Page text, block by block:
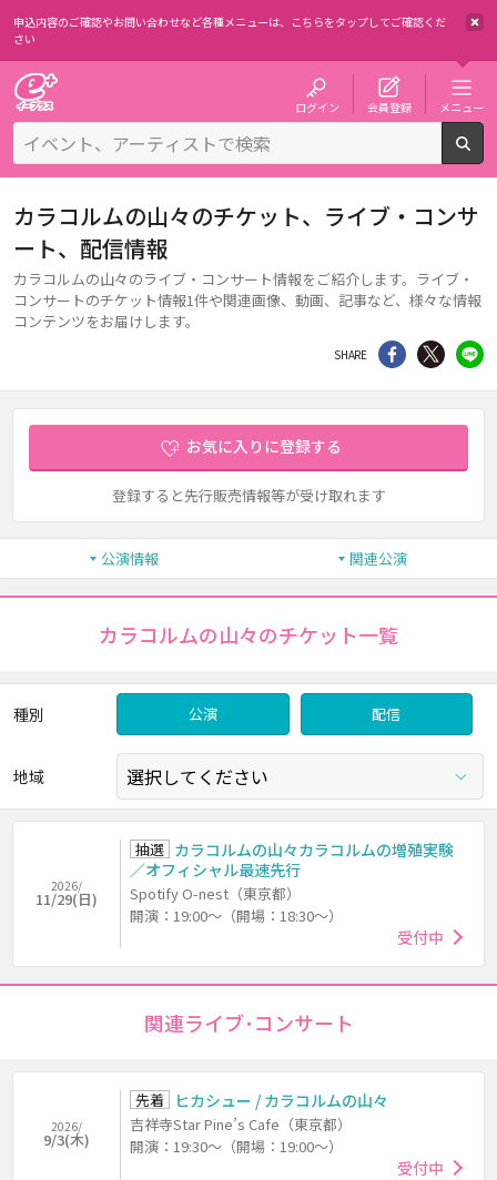
申込内容のご確認やお問い合わせなど各種メニューは、 こちらをタップしてご確認くだ
さい
ログイン 会員登録 メニュー
カラコルムの山々のチケット、ライブ・コンサ
ート、配信情報
カラコルムの山々のライブ・コンサート情報をご紹介します。ライブ・
コンサートのチケット情報1件や関連画像、動画、記事など、様々な情報
コンテンツをお届けします。
SHARE シェア Twitter
お気に入りに登録する
登録すると先行販売情報等が受け取れます
公演情報 関連公演
カラコルムの山々のチケット一覧
種別 公演 配信
地域
2026/
11/29(日)
抽選 カラコルムの山々カラコルムの増殖実験
／オフィシャル最速先行
Spotify O-nest（東京都）
開演：19:00～（開場：18:30～）
受付中
関連ライブ･コンサート
2026/
9/3(木)
先着 ヒカシュー / カラコルムの山々
吉祥寺Star Pine’s Cafe（東京都）
開演：19:30～（開場：19:00～）
受付中